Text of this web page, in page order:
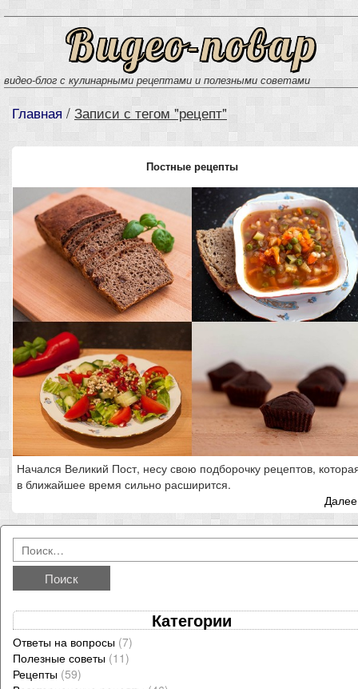
Видео-повар
видео-блог с кулинарными рецептами и полезными советами
Главная / Записи с тегом "рецепт"
Постные рецепты
Начался Великий Пост, несу свою подборочку рецептов,
в ближайшее время сильно расширится.
Категории
Ответы на вопросы (7)
Полезные советы (11)
Рецепты (59)